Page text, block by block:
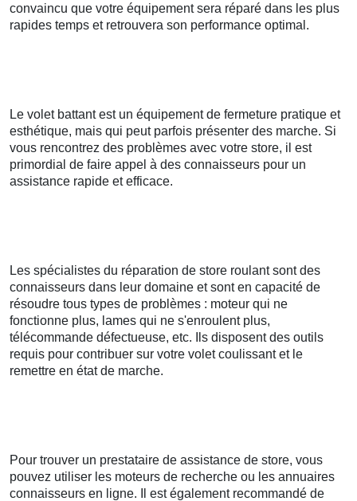
convaincu que votre équipement sera réparé dans les plus
rapides temps et retrouvera son performance optimal.
Le volet battant est un équipement de fermeture pratique et
esthétique, mais qui peut parfois présenter des marche. Si
vous rencontrez des problèmes avec votre store, il est
primordial de faire appel à des connaisseurs pour un
assistance rapide et efficace.
Les spécialistes du réparation de store roulant sont des
connaisseurs dans leur domaine et sont en capacité de
résoudre tous types de problèmes : moteur qui ne
fonctionne plus, lames qui ne s'enroulent plus,
télécommande défectueuse, etc. Ils disposent des outils
requis pour contribuer sur votre volet coulissant et le
remettre en état de marche.
Pour trouver un prestataire de assistance de store, vous
pouvez utiliser les moteurs de recherche ou les annuaires
connaisseurs en ligne. Il est également recommandé de